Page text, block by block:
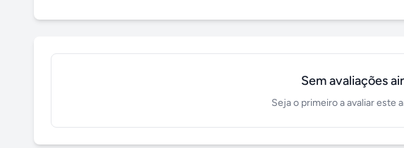
Sem avaliações
Seja o primeiro a avaliar este